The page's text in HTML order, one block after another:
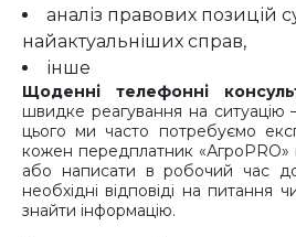
аналіз правових позицій
найактуальніших справ,
інше
Щоденні телефонні
швидке реагування на ситуацію
цього ми часто потребуємо
кожен передплатник
або написати в робочий час до
необхідні відповіді на питання
знайти інформацію.